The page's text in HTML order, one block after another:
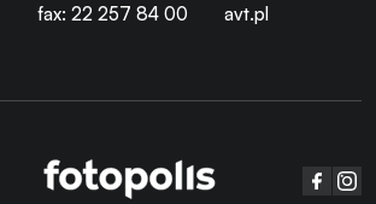
fax: 22 257 84 00
avt.pl